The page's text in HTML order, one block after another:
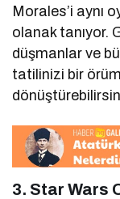
Morales’i aynı
olanak tanıyor.
düşmanlar ve
tatilinizi bir
3. Star Wars